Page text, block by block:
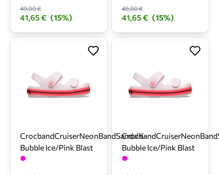
49,00 €
41,65 € (15%)
49,00 €
41,65 € (15%)
CrocbandCruiserNeonBandSandalK-
Bubble Ice/Pink Blast
Bubble Ice/Pink Blast